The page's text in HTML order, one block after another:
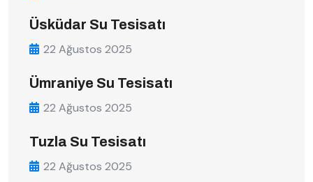
Üsküdar Su Tesisatı
22 Ağustos 2025
Ümraniye Su Tesisatı
22 Ağustos 2025
Tuzla Su Tesisatı
22 Ağustos 2025